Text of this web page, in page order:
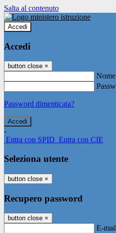
Salta al contenuto
Accedi
Accedi
button close ×
Password dimenticata?
-
Entra con SPID Entra con CIE
Seleziona utente
button close ×
Recupero password
button close ×
E-mail